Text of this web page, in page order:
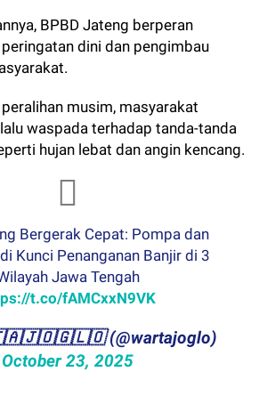
BPBD Jateng berperan
dini dan pengimbau
musim, masyarakat
waspada terhadap tanda-tanda
hujan lebat dan angin kencang.
Bergerak Cepat: Pompa dan
Kunci Penanganan Banjir di 3
Jawa Tengah
t.co/fAMCxxN9VK
(@wartajoglo)
October 23, 2025